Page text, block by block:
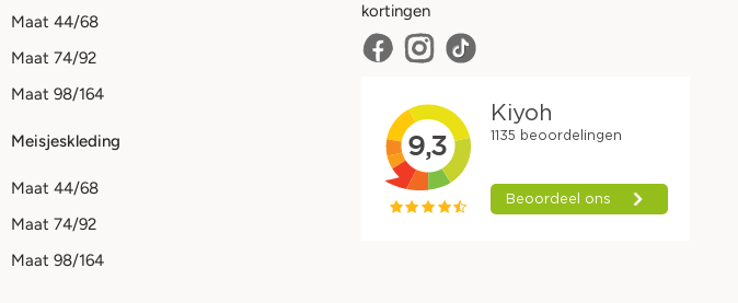
Maat 44/68
Maat 74/92
Maat 98/164
Meisjeskleding
Maat 44/68
Maat 74/92
Maat 98/164
kortingen